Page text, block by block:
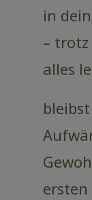
in
– trotz
alles
ersten